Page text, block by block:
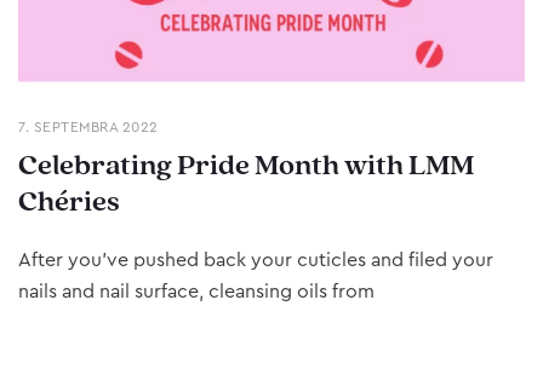
7. SEPTEMBRA 2022
Celebrating Pride Month with LMM
Chéries
After you’ve pushed back your cuticles and filed your
nails and nail surface, cleansing oils from